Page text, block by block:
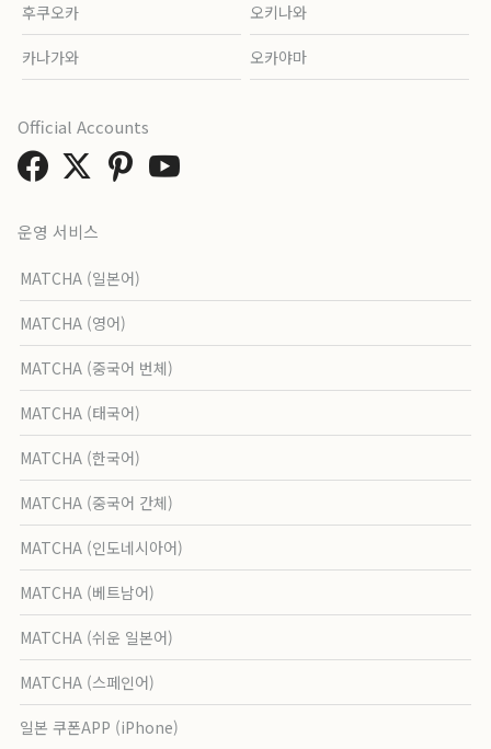
후쿠오카 오키나와
카나가와 오카야마
운영 서비스
MATCHA (일본어)
MATCHA (영어)
MATCHA (중국어 번체)
MATCHA (태국어)
MATCHA (한국어)
MATCHA (중국어 간체)
MATCHA (인도네시아어)
MATCHA (베트남어)
MATCHA (쉬운 일본어)
MATCHA (스페인어)
일본 쿠폰APP (iPhone)
Official Accounts